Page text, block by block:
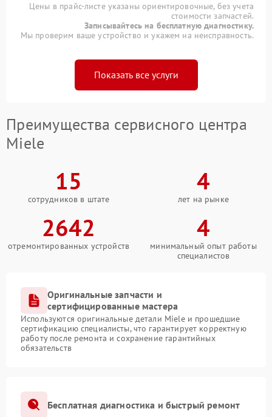
Цены в прайс-листе указаны ориентировочные, без учета
стоимости запчастей.
Записывайтесь на бесплатную диагностику.
Мы проверим ваше устройство и укажем на неисправность.
Показать все услуги
Преимущества сервисного центра
Miele
15
сотрудников в штате
4
лет на рынке
2642
отремонтированных устройств
4
минимальный опыт работы
специалистов
Оригинальные запчасти и
сертифицированные мастера
Используются оригинальные детали Miele и прошедшие
сертификацию специалисты, что гарантирует корректную
работу после ремонта и сохранение гарантийных
обязательств
Бесплатная диагностика и быстрый ремонт